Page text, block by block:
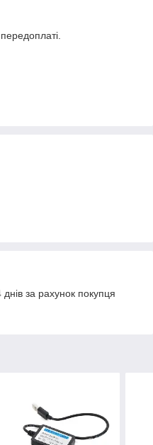
за рахунок покупця